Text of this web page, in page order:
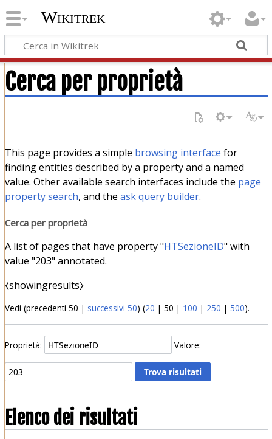
Wikitrek
Cerca per proprietà
This page provides a simple browsing interface for
finding entities described by a property and a named
value. Other available search interfaces include the page
property search, and the ask query builder.
Cerca per proprietà
A list of pages that have property "HTSezioneID" with
value "203" annotated.
⧼showingresults⧽
Vedi (precedenti 50 | successivi 50) (20 | 50 | 100 | 250 | 500).
Proprietà: Valore:
Elenco dei risultati